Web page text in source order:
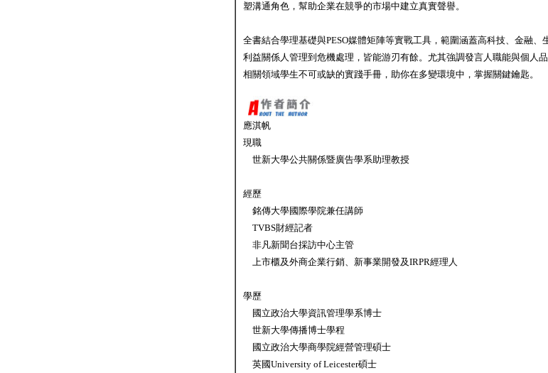
塑溝通角色，幫助企業在競爭的市場中建立真實聲譽。
全書結合學理基礎與PESO媒體矩陣等實戰工具，範圍涵蓋高科技、金融
利益關係人管理到危機處理，皆能游刃有餘。尤其強調發言人職能與個人
相關領域學生不可或缺的實踐手冊，助你在多變環境中，掌握關鍵鑰匙。
應淇帆
現職
世新大學公共關係暨廣告學系助理教授
經歷
銘傳大學國際學院兼任講師
TVBS財經記者
非凡新聞台採訪中心主管
上市櫃及外商企業行銷、新事業開發及IRPR經理人
學歷
國立政治大學資訊管理學系博士
世新大學傳播博士學程
國立政治大學商學院經營管理碩士
英國University of Leicester碩士